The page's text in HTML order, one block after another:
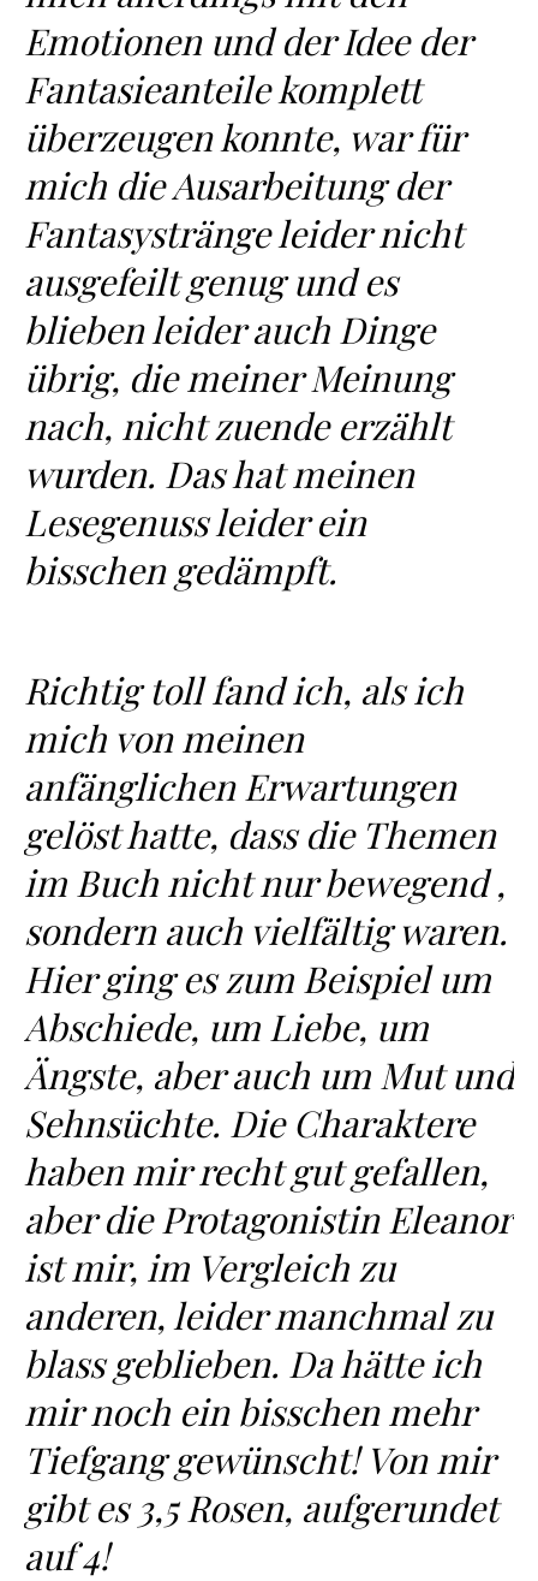
Emotionen und der Idee der
Fantasieanteile komplett
überzeugen konnte, war für
mich die Ausarbeitung der
Fantasystränge leider nicht
ausgefeilt genug und es
blieben leider auch Dinge
übrig, die meiner Meinung
nach, nicht zuende erzählt
wurden. Das hat meinen
Lesegenuss leider ein
bisschen gedämpft.
Richtig toll fand ich, als ich
mich von meinen
anfänglichen Erwartungen
gelöst hatte, dass die Themen
im Buch nicht nur bewegend ,
sondern auch vielfältig waren.
Hier ging es zum Beispiel um
Abschiede, um Liebe, um
Ängste, aber auch um Mut und
Sehnsüchte. Die Charaktere
haben mir recht gut gefallen,
aber die Protagonistin Eleanor
ist mir, im Vergleich zu
anderen, leider manchmal zu
blass geblieben. Da hätte ich
mir noch ein bisschen mehr
Tiefgang gewünscht! Von mir
gibt es 3,5 Rosen, aufgerundet
auf 4!